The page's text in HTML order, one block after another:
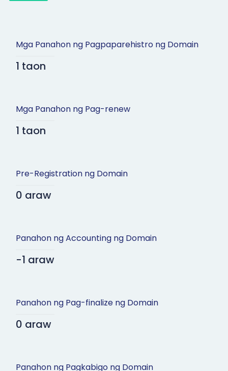
Mga Panahon ng Pagpaparehistro ng Domain
1 taon
Mga Panahon ng Pag-renew
1 taon
Pre-Registration ng Domain
0 araw
Panahon ng Accounting ng Domain
-1 araw
Panahon ng Pag-finalize ng Domain
0 araw
Panahon ng Pagkabigo ng Domain